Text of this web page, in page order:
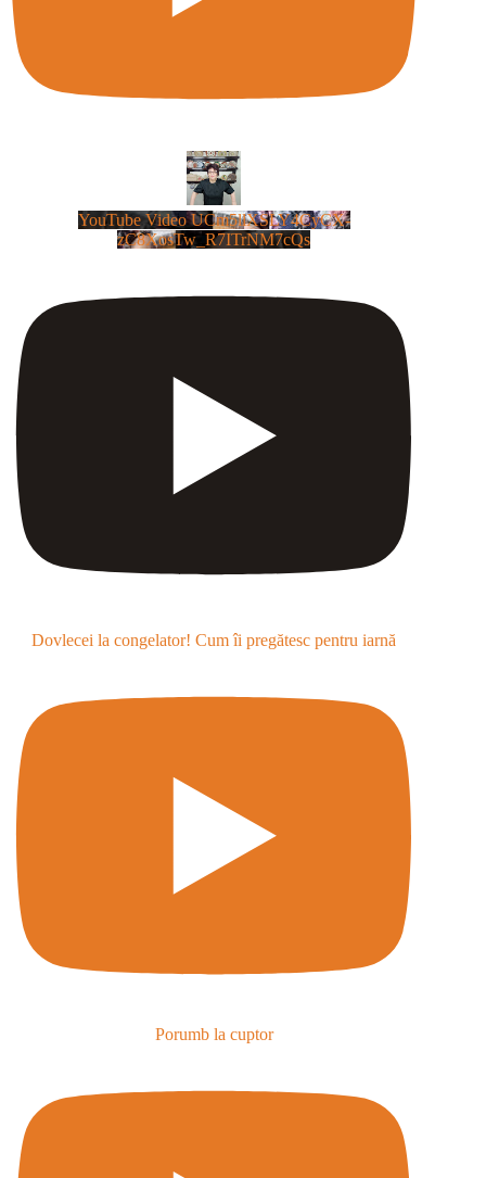
YouTube Video UCm5llXSLY4CyCX-
zC8XosTw_R7ITrNM7cQs
Dovlecei la congelator! Cum îi pregătesc pentru iarnă
Porumb la cuptor